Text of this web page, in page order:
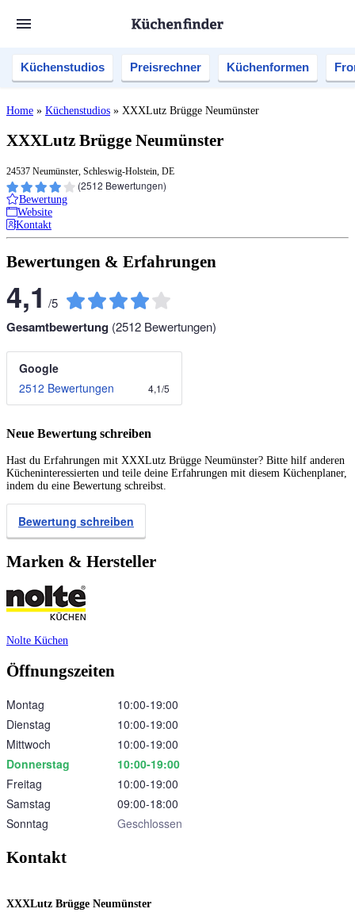
Küchenstudios Preisrechner Küchenformen
Home » Küchenstudios » XXXLutz Brügge Neumünster
XXXLutz Brügge Neumünster
24537 Neumünster, Schleswig-Holstein, DE
(2512 Bewertungen)
Bewertung
Website
Kontakt
Bewertungen & Erfahrungen
4,1 /5
Gesamtbewertung (2512 Bewertungen)
Google
2512 Bewertungen
4,1/5
Neue Bewertung schreiben
Hast du Erfahrungen mit XXXLutz Brügge Neumünster? Bitte hilf anderen
Kücheninteressierten und teile deine Erfahrungen mit diesem Küchenplaner,
indem du eine Bewertung schreibst.
Bewertung schreiben
Marken & Hersteller
Nolte Küchen
Öffnungszeiten
Montag
10:00‑19:00
Dienstag
10:00‑19:00
Mittwoch
10:00‑19:00
Donnerstag
10:00‑19:00
Freitag
10:00‑19:00
Samstag
09:00‑18:00
Sonntag
Geschlossen
Kontakt
XXXLutz Brügge Neumünster